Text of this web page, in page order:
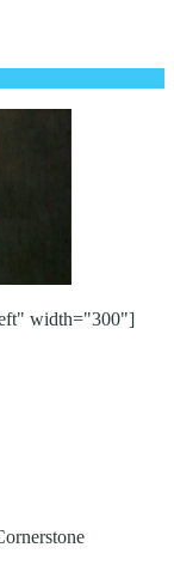
width="300"]